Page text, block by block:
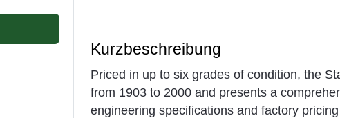
Kurzbeschreibung
Priced in up to six grades of condition, the
from 1903 to 2000 and presents a
engineering specifications and factory